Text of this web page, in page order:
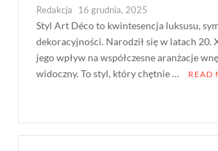
Redakcja 16 grudnia, 2025
Styl Art Déco to kwintesencja luksusu,
dekoracyjności. Narodził się w latach 20.
jego wpływ na współczesne aranżacje
widoczny. To styl, który chętnie …
READ